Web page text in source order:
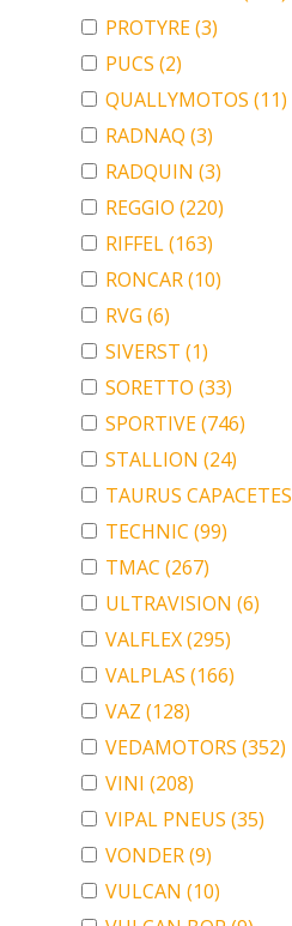
PROTYRE(3)
PUCS (2)
QUALLYMOTOS (11)
RADNAQ (3)
RADQUIN (3)
REGGIO (220)
RIFFEL(163)
RONCAR(10)
RVG (6)
SIVERST (1)
SORETTO (33)
SPORTIVE(746)
STALLION (24)
TAURUS CAPACETES
TECHNIC (99)
TMAC (267)
ULTRAVISION (6)
VALFLEX(295)
VALPLAS (166)
VAZ (128)
VEDAMOTORS (352)
VINI (208)
VIPAL PNEUS (35)
VONDER(9)
VULCAN (10)